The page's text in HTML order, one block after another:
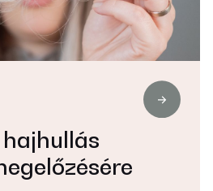
hajhullás